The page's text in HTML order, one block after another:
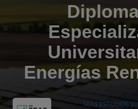
Energías
SEAS ESTUDIOS